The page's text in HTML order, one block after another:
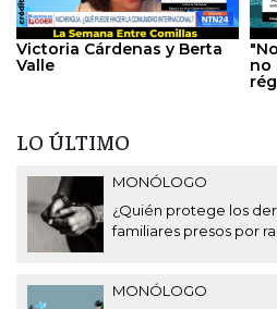
Victoria Cárdenas y Berta
Valle
no
LO ÚLTIMO
MONÓLOGO
¿Quién protege los
familiares presos por
MONÓLOGO